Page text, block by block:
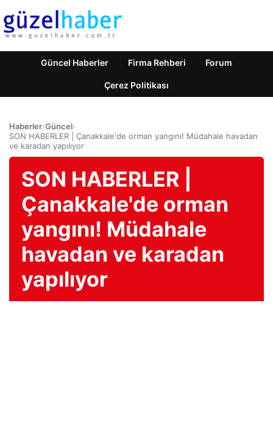
Güncel Haberler Firma Rehberi Forum
Çerez Politikası
Haberler›Güncel›
SON HABERLER | Çanakkale'de orman yangını! Müdahale havadan
ve karadan yapılıyor
SON HABERLER |
Çanakkale'de orman
yangını! Müdahale
havadan ve karadan
yapılıyor